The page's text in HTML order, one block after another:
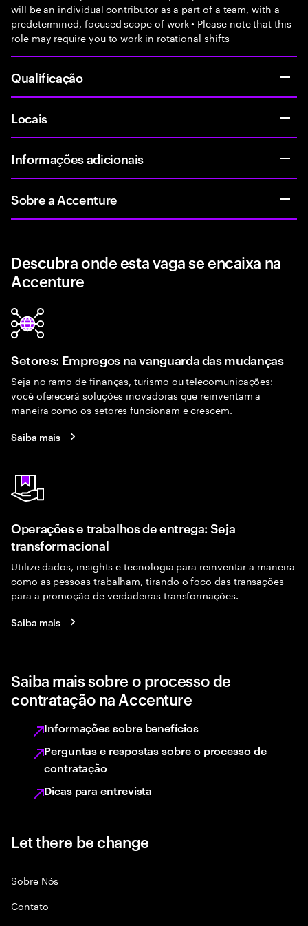
will be an individual contributor as a part of a team, with a
predetermined, focused scope of work • Please note that this
role may require you to work in rotational shifts
Qualificação
Locais
Informações adicionais
Sobre a Accenture
Descubra onde esta vaga se encaixa na
Accenture
Setores: Empregos na vanguarda das mudanças
Seja no ramo de finanças, turismo ou telecomunicações:
você oferecerá soluções inovadoras que reinventam a
maneira como os setores funcionam e crescem.
Saiba mais
Operações e trabalhos de entrega: Seja
transformacional
Utilize dados, insights e tecnologia para reinventar a maneira
como as pessoas trabalham, tirando o foco das transações
para a promoção de verdadeiras transformações.
Saiba mais
Saiba mais sobre o processo de
contratação na Accenture
Informações sobre benefícios
Perguntas e respostas sobre o processo de
contratação
Dicas para entrevista
Let there be change
Sobre Nós
Contato